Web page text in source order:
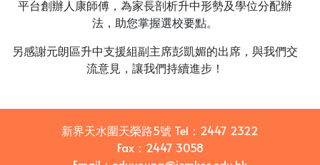
平台創辦人康師傅，為家長剖析升中形勢及學位分配辦
法，助您掌握選校要點。
另感謝元朗區升中支援組副主席彭凱媚的出席，與我們交
流意見，讓我們持續進步！
新界天水圍天榮路5號 Tel： 2447 2322
Fax： 2447 3058